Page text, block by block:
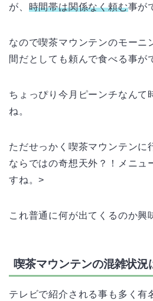
が、 時間帯は関係なく頼む事が
なので喫茶マウンテンのモーニ
間だとしても頼んで食べる事が
ちょっぴり今月ピーンチなんて
ね。
ただせっかく喫茶マウンテンに
ならではの奇想天外？！メニュ
すね。>
これ普通に何が出てくるのか興
喫茶マウンテンの混雑状況
テレビで紹介される事も多く有